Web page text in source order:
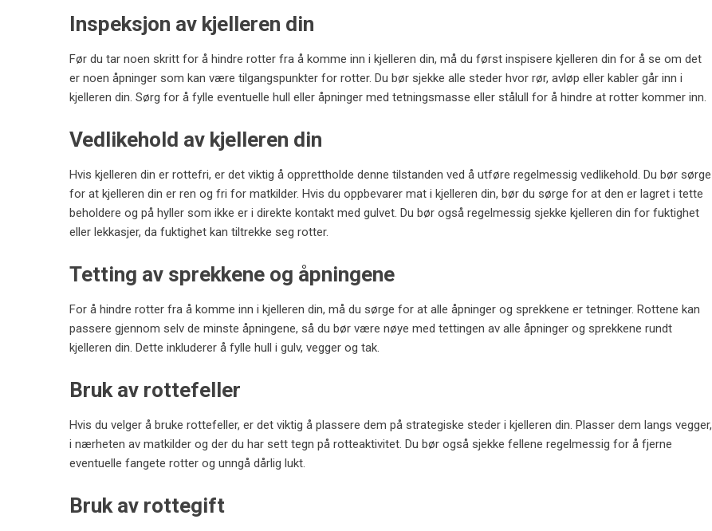
Inspeksjon av kjelleren din
Før du tar noen skritt for å hindre rotter fra å komme inn i kjelleren din, må du først inspisere kjelleren din for å se om det
er noen åpninger som kan være tilgangspunkter for rotter. Du bør sjekke alle steder hvor rør, avløp eller kabler går inn i
kjelleren din. Sørg for å fylle eventuelle hull eller åpninger med tetningsmasse eller stålull for å hindre at rotter kommer inn.
Vedlikehold av kjelleren din
Hvis kjelleren din er rottefri, er det viktig å opprettholde denne tilstanden ved å utføre regelmessig vedlikehold. Du bør sørge
for at kjelleren din er ren og fri for matkilder. Hvis du oppbevarer mat i kjelleren din, bør du sørge for at den er lagret i tette
beholdere og på hyller som ikke er i direkte kontakt med gulvet. Du bør også regelmessig sjekke kjelleren din for fuktighet
eller lekkasjer, da fuktighet kan tiltrekke seg rotter.
Tetting av sprekkene og åpningene
For å hindre rotter fra å komme inn i kjelleren din, må du sørge for at alle åpninger og sprekkene er tetninger. Rottene kan
passere gjennom selv de minste åpningene, så du bør være nøye med tettingen av alle åpninger og sprekkene rundt
kjelleren din. Dette inkluderer å fylle hull i gulv, vegger og tak.
Bruk av rottefeller
Hvis du velger å bruke rottefeller, er det viktig å plassere dem på strategiske steder i kjelleren din. Plasser dem langs vegger,
i nærheten av matkilder og der du har sett tegn på rotteaktivitet. Du bør også sjekke fellene regelmessig for å fjerne
eventuelle fangete rotter og unngå dårlig lukt.
Bruk av rottegift